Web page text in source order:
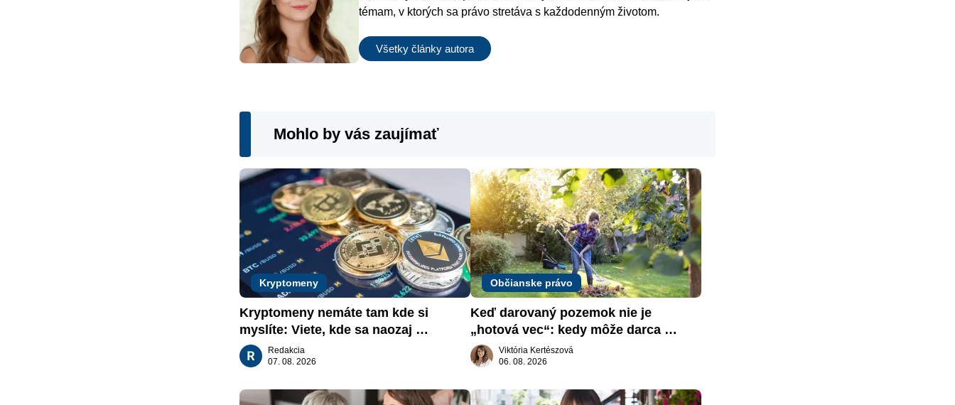
témam, v ktorých sa právo stretáva s každodenným životom.
Všetky články autora
Mohlo by vás zaujímať
Kryptomeny
Kryptomeny nemáte tam kde si
myslíte: Viete, kde sa naozaj
nachádzajú?
Redakcia
07. 08. 2026
Občianske právo
Keď darovaný pozemok nie je
„hotová vec“: kedy môže darca
žiadať dar späť
Viktória Kertészová
06. 08. 2026